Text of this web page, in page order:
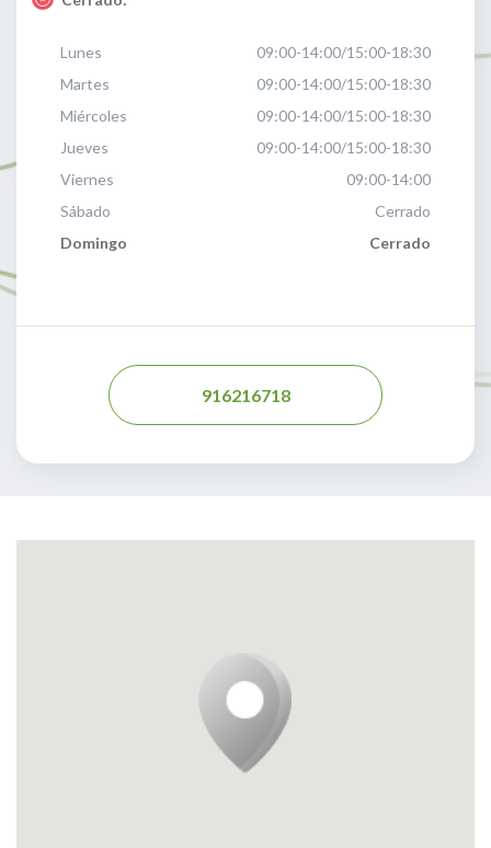
Lunes
09:00-14:00/15:00-18:30
Martes
09:00-14:00/15:00-18:30
Miércoles
09:00-14:00/15:00-18:30
Jueves
09:00-14:00/15:00-18:30
Viernes
09:00-14:00
Sábado
Cerrado
Domingo
Cerrado
916216718